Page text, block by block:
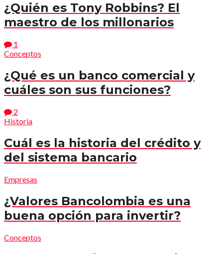
¿Quién es Tony Robbins? El
maestro de los millonarios
1
Conceptos
¿Qué es un banco comercial y
cuáles son sus funciones?
2
Historia
Cuál es la historia del crédito y
del sistema bancario
Empresas
¿Valores Bancolombia es una
buena opción para invertir?
Conceptos